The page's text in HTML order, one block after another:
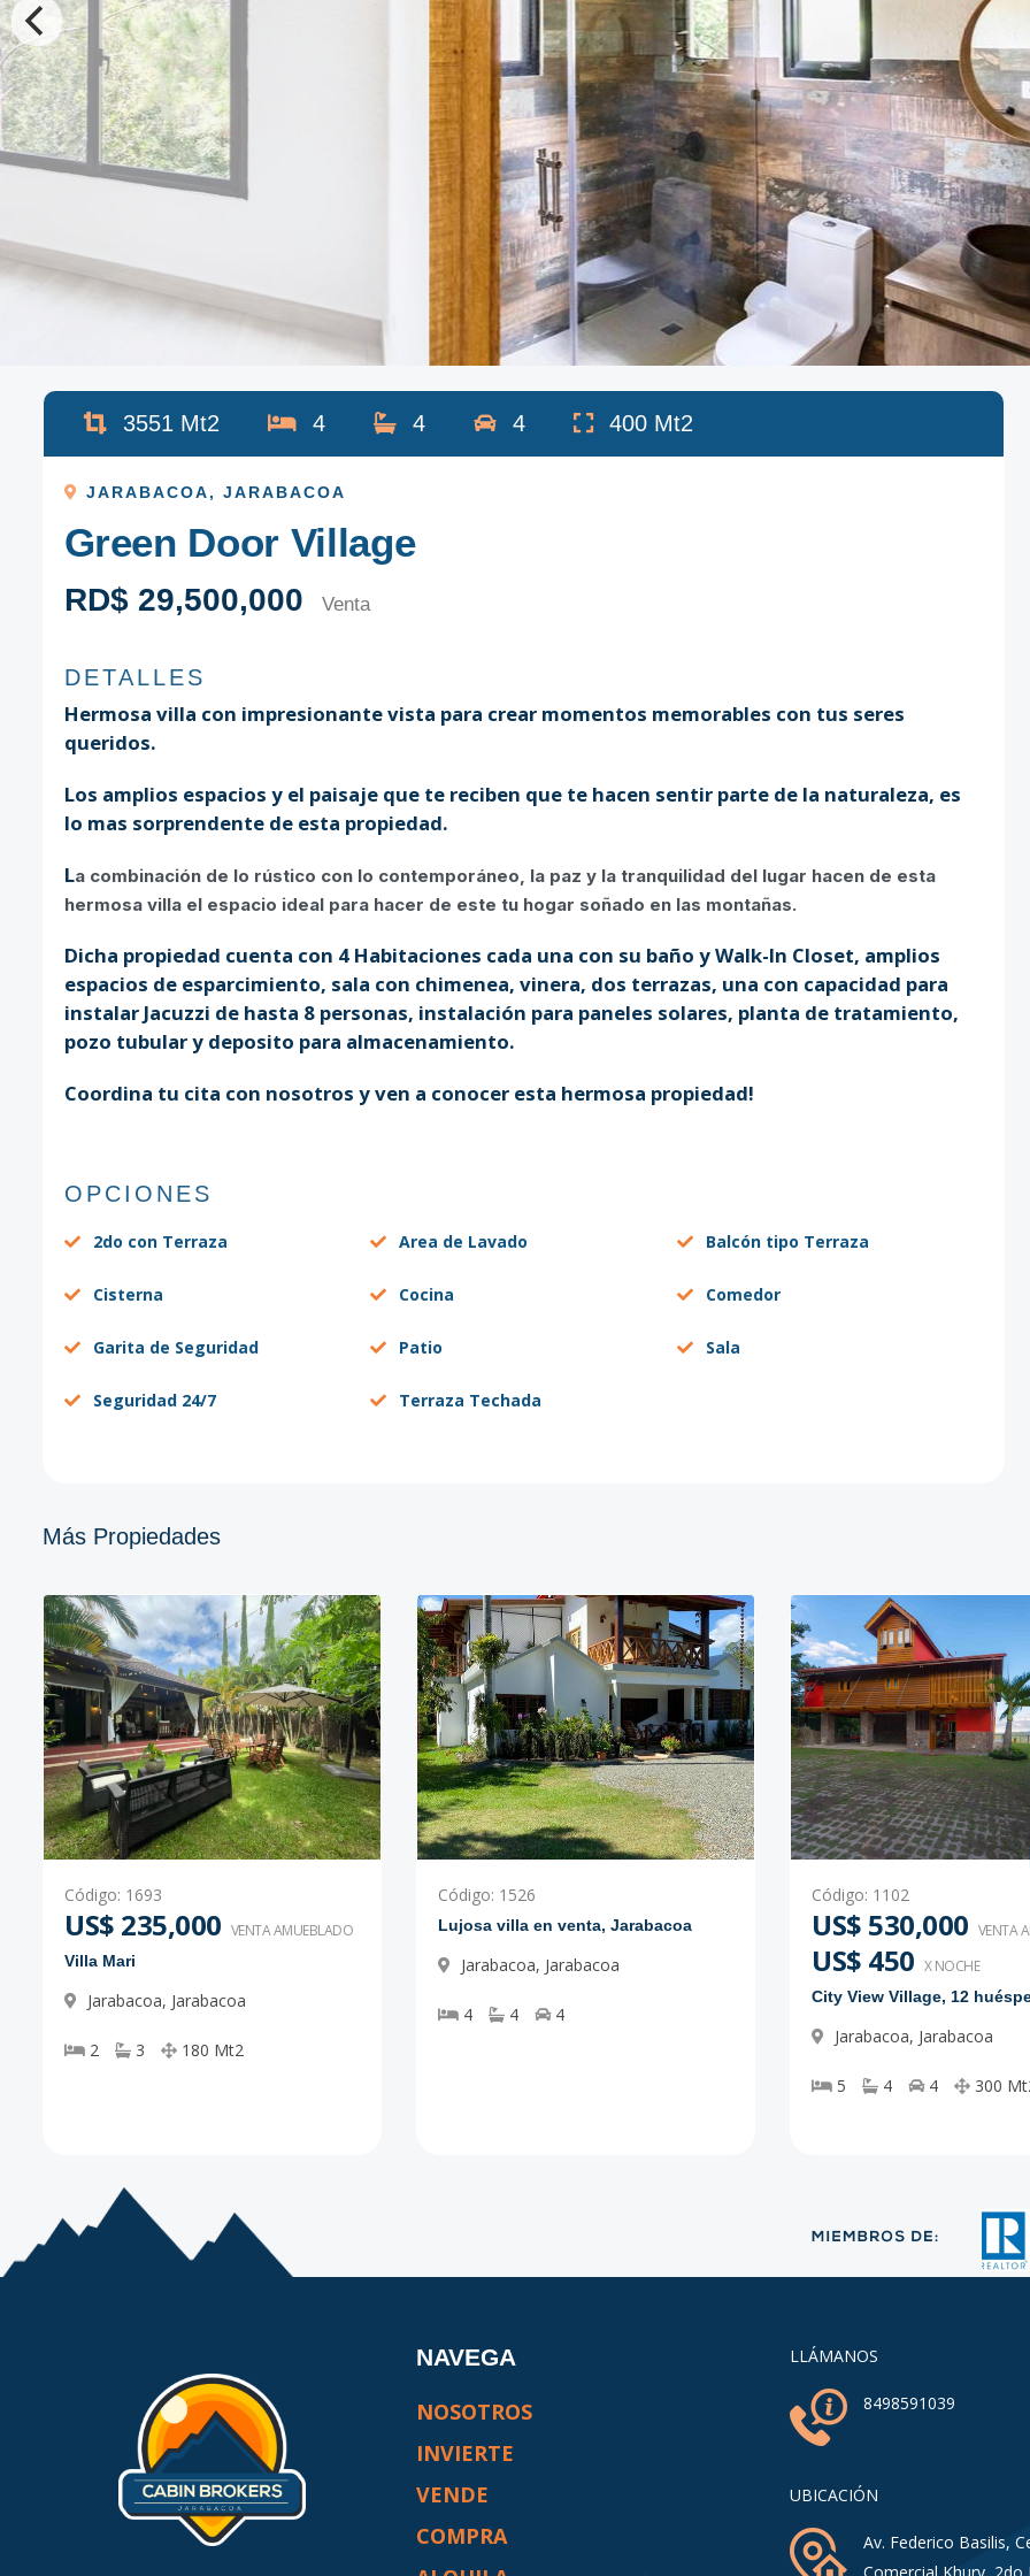
3551 Mt2 4 4 4 400 Mt2
JARABACOA, JARABACOA
Green Door Village
RD$ 29,500,000 Venta
DETALLES
Hermosa villa con impresionante vista para crear momentos memorables con tus seres
queridos.
Los amplios espacios y el paisaje que te reciben que te hacen sentir parte de la naturaleza, es
lo mas sorprendente de esta propiedad.
La combinación de lo rústico con lo contemporáneo, la paz y la tranquilidad del lugar hacen de esta
hermosa villa el espacio ideal para hacer de este tu hogar soñado en las montañas.
Dicha propiedad cuenta con 4 Habitaciones cada una con su baño y Walk-In Closet, amplios
espacios de esparcimiento, sala con chimenea, vinera, dos terrazas, una con capacidad para
instalar Jacuzzi de hasta 8 personas, instalación para paneles solares, planta de tratamiento,
pozo tubular y deposito para almacenamiento.
Coordina tu cita con nosotros y ven a conocer esta hermosa propiedad!
OPCIONES
2do con Terraza Area de Lavado Balcón tipo Terraza
Cisterna Cocina Comedor
Garita de Seguridad Patio Sala
Seguridad 24/7 Terraza Techada
Más Propiedades
Código: 1693
US$ 235,000 VENTA AMUEBLADO
Villa Mari
Jarabacoa, Jarabacoa
2 3 180 Mt2
Código: 1526
Lujosa villa en venta, Jarabacoa
Jarabacoa, Jarabacoa
4 4 4
Código: 1102
US$ 530,000 VENTA
US$ 450 X NOCHE
City View Village, 12
Jarabacoa, Jarabacoa
5 4 4 300
NAVEGA
NOSOTROS
INVIERTE
VENDE
COMPRA
LLÁMANOS
8498591039
UBICACIÓN
Av. Federico Basilis,